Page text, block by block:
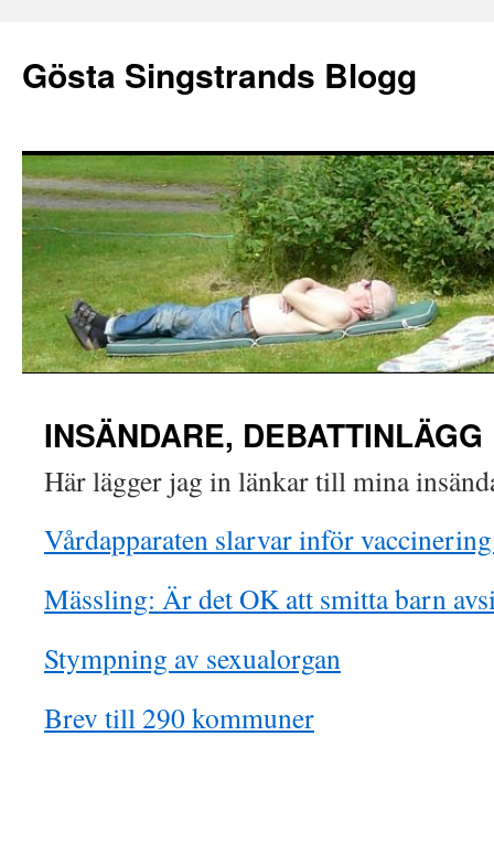
Gösta Singstrands Blogg
innehåll
INSÄNDARE, DEBATTINLÄGG
Här lägger jag in länkar till mina
Vårdapparaten slarvar inför
Mässling: Är det OK att smitta barn
Stympning av sexualorgan
Brev till 290 kommuner